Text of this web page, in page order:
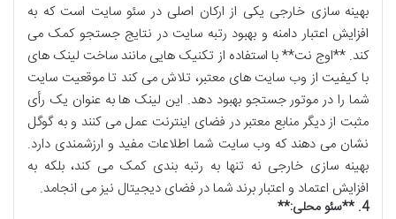
بهینه سازی خارجی یکی از ارکان اصلی در سئو سایت است که به
افزایش اعتبار دامنه و بهبود رتبه سایت در نتایج جستجو کمک می
کند. **اوج نت** با استفاده از تکنیک هایی مانند ساخت لینک های
با کیفیت از وب سایت های معتبر، تلاش می کند تا موقعیت سایت
شما را در موتور جستجو بهبود دهد. این لینک ها به عنوان یک رأی
مثبت از دیگر منابع معتبر در فضای اینترنت عمل می کنند و به گوگل
نشان می دهند که وب سایت شما اطلاعات مفید و ارزشمندی دارد.
بهینه سازی خارجی نه تنها به رتبه بندی کمک می کند، بلکه به
افزایش اعتماد و اعتبار برند شما در فضای دیجیتال نیز می انجامد.
4. ** سئو محلی:**